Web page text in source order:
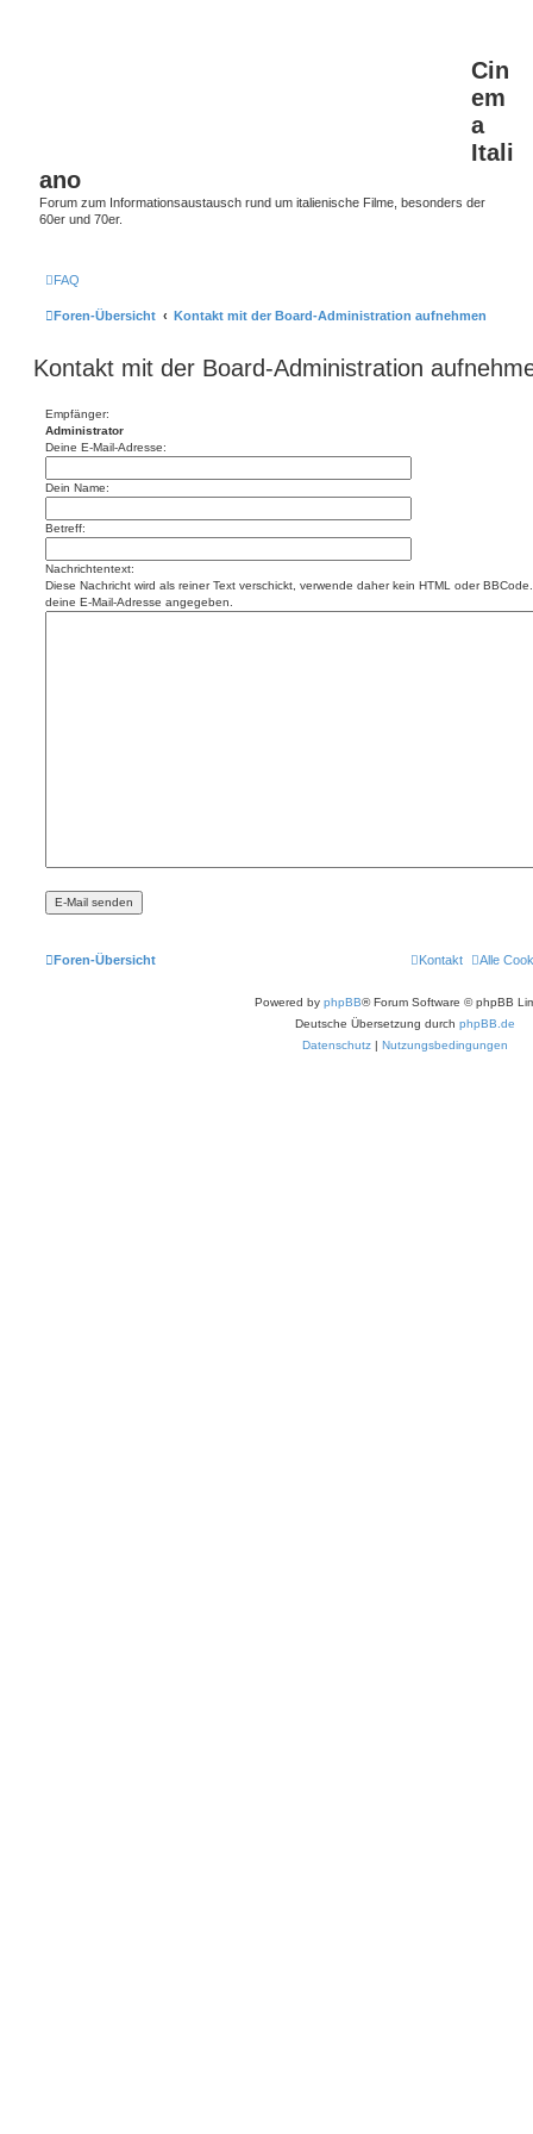
Cin
em
a
Itali
ano
Forum zum Informationsaustausch rund um italienische Filme, besonders der
60er und 70er.
FAQ
Foren-Übersicht Kontakt mit der Board-Administration aufnehmen
Kontakt mit der Board-Administration
Empfänger:
Administrator
Deine E-Mail-Adresse:
Dein Name:
Betreff:
Nachrichtentext:
Diese Nachricht wird als reiner Text verschickt, verwende daher kein HTML oder
deine E-Mail-Adresse angegeben.
Foren-Übersicht Alle
Kontakt
Powered by phpBB® Forum Software © phpBB
Deutsche Übersetzung durch phpBB.de
Datenschutz | Nutzungsbedingungen